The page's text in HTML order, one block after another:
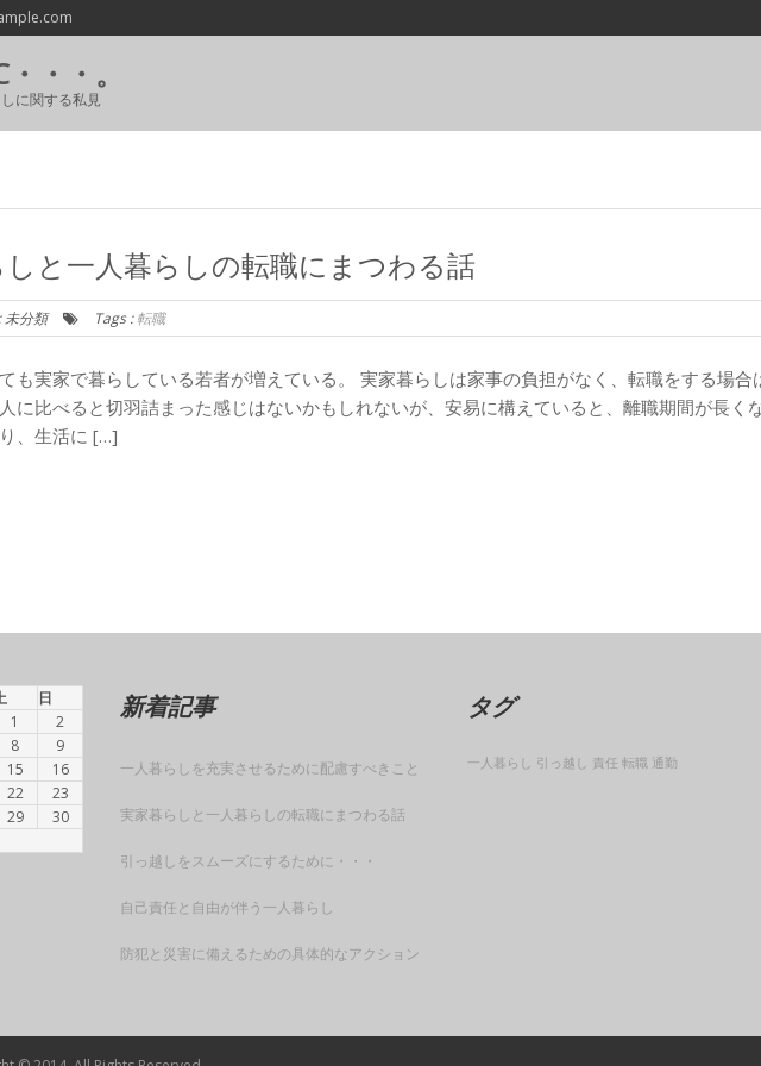
・・。
に関する私見
しと一人暮らしの転職にまつわる話
未分類 Tags :転職
も実家で暮らしている若者が増えている。 実家暮らしは家事の負担がなく、転職をする場合
に比べると切羽詰まった感じはないかもしれないが、安易に構えていると、離職期間が長く
、生活に […]
日
1
2
8
9
15
16
22
23
29
30
新着記事
一人暮らしを充実させるために配慮すべきこと
実家暮らしと一人暮らしの転職にまつわる話
引っ越しをスムーズにするために・・・
自己責任と自由が伴う一人暮らし
防犯と災害に備えるための具体的なアクション
タグ
一人暮らし 引っ越し 責任 転職 通勤